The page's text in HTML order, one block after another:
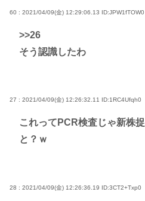
60 : 2021/04/09(金) 12:29:06.13 ID:JPW1fTOW0
>>26
そう認識したわ
27 : 2021/04/09(金) 12:26:32.11 ID:1RC4Ufqh0
これってPCR検査じゃ新株
と？ｗ
28 : 2021/04/09(金) 12:26:36.19 ID:3CT2+Txp0